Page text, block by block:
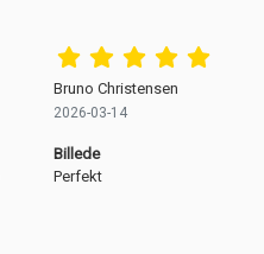
Bruno Christensen
2026-03-14
Billede
Perfekt